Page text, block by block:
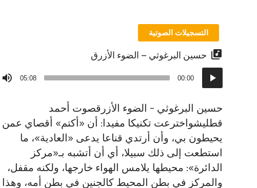
التسجيلات الصوتية
حسين البرغوثي – الضوء الأزرق
مشغل
الصوت
00:00
05:08
حسين البرغوثي – الضوء الأزرقصوت أحمد
قطليشواخترعت تكنيكا مفيدا: أن «أكتم» أقصاي عمن
يحيطون بي، وأن أرتدي قناعا يدعى «العادية»، ما
استطعت إلى ذلك سبيلا، أي أن أتشبه بـ«مركز
الدائرة»: محيطها يلامس الهواء خارجها، ولكنه مقفل،
والمركز في بطن المحيط كالجنين في بطن أمه، وهذا